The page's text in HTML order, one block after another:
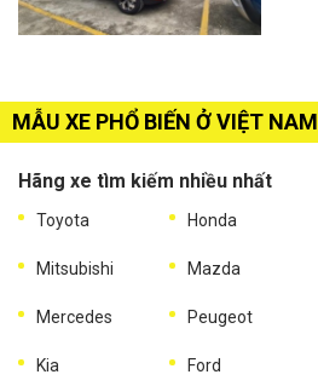
MẪU XE PHỔ BIẾN Ở VIỆT NAM
Hãng xe tìm kiếm nhiều nhất
Toyota Honda
Mitsubishi Mazda
Mercedes Peugeot
Kia Ford